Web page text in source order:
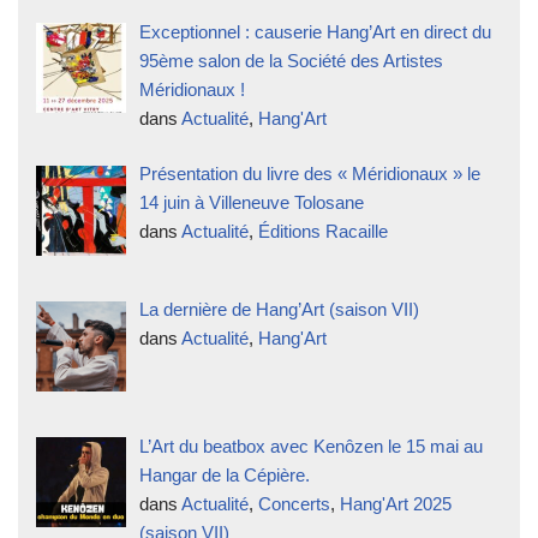
Exceptionnel : causerie Hang’Art en direct du
95ème salon de la Société des Artistes
Méridionaux !
dansActualité, Hang'Art
Présentation du livre des « Méridionaux » le
14 juin à Villeneuve Tolosane
dansActualité, Éditions Racaille
La dernière de Hang’Art (saison VII)
dansActualité, Hang'Art
L’Art du beatbox avec Kenôzen le 15 mai au
Hangar de la Cépière.
dansActualité,Concerts, Hang'Art 2025
(saison VII)